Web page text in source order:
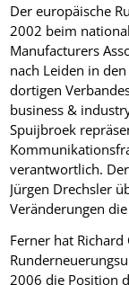
Der europäische
2002 beim
Manufacturers
nach Leiden in
dortigen
business &
Spuijbroek
verantwortlich.
Jürgen Drechsler
Veränderungen
Ferner hat
2006 die Position